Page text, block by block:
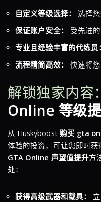
自定义等级选择：
选择
保证账户安全：
受先进
专业且经验丰富的代练员：
流程精简高效：
快速将
解锁独家内容
Online 等级
从 Huskyboost 购买 gta
体验的投资，可让您即时
GTA Online 声望值提升方
处：
获得高级武器和载具：